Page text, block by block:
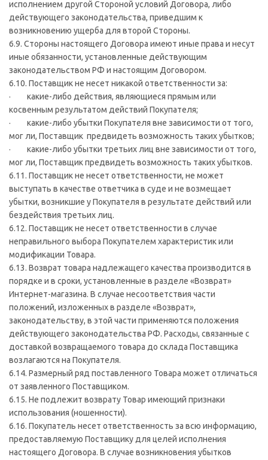
исполнением другой Стороной условий Договора, либо
действующего законодательства, приведшим к
возникновению ущерба для второй Стороны.
6.9. Стороны настоящего Договора имеют иные права и несут
иные обязанности, установленные действующим
законодательством РФ и настоящим Договором.
6.10. Поставщик не несет никакой ответственности за:
· какие-либо действия, являющиеся прямым или
косвенным результатом действий Покупателя;
· какие-либо убытки Покупателя вне зависимости от того,
мог ли, Поставщик предвидеть возможность таких убытков;
· какие-либо убытки третьих лиц вне зависимости от того,
мог ли, Поставщик предвидеть возможность таких убытков.
6.11. Поставщик не несет ответственности, не может
выступать в качестве ответчика в суде и не возмещает
убытки, возникшие у Покупателя в результате действий или
бездействия третьих лиц.
6.12. Поставщик не несет ответственности в случае
неправильного выбора Покупателем характеристик или
модификации Товара.
6.13. Возврат товара надлежащего качества производится в
порядке и в сроки, установленные в разделе «Возврат»
Интернет-магазина. В случае несоответствия части
положений, изложенных в разделе «Возврат»,
законодательству, в этой части применяются положения
действующего законодательства РФ. Расходы, связанные с
доставкой возвращаемого товара до склада Поставщика
возлагаются на Покупателя.
6.14. Размерный ряд поставленного Товара может отличаться
от заявленного Поставщиком.
6.15. Не подлежит возврату Товар имеющий признаки
использования (ношенности).
6.16. Покупатель несет ответственность за всю информацию,
предоставляемую Поставщику для целей исполнения
настоящего Договора. В случае возникновения убытков